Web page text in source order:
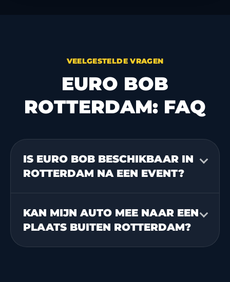
VEELGESTELDE VRAGEN
EURO BOB
ROTTERDAM: FAQ
IS EURO BOB BESCHIKBAAR IN
ROTTERDAM NA EEN EVENT?
KAN MIJN AUTO MEE NAAR EEN
PLAATS BUITEN ROTTERDAM?